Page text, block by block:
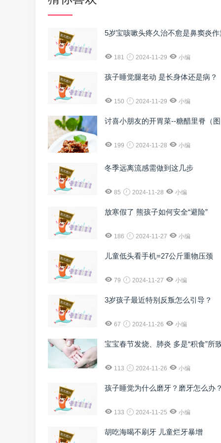
5岁宝咳嗽头疼久治不愈是鼻窦炎作
181 2024-11-29 小编
孩子睡觉腿老动 是长身体还是病？
150 2024-11-29 小编
讨喜小朋友的开胃菜--糖醋里脊（
199 2024-11-28 小编
冬季远离流感需做到这几步
85 2024-11-28 小编
放寒假了 熊孩子如何安全“避险”
186 2024-11-27 小编
儿童低头看手机=27公斤重物压颈
79 2024-11-27 小编
3岁孩子最近特别反叛怎么引导？
67 2024-11-26 小编
宝宝春节发烧、肺炎 多是“积食”所
113 2024-11-26 小编
孩子睡觉为什么磨牙？磨牙怎么办
133 2024-11-25 小编
胡吃海喝不刷牙 儿童烂牙暴增